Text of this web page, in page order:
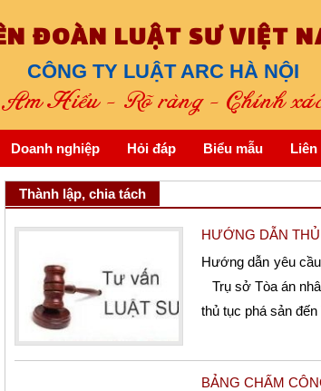
ĐOÀN LUẬT SƯ VIỆT
CÔNG TY LUẬT ARC HÀ NỘI
Am Hiểu - Rõ ràng - Chính
Doanh nghiệp Hỏi đáp Biểu mẫu Liên
Thành lập, chia tách
HƯỚNG DẪN
Hướng dẫn yêu
Trụ sở Tòa án
thủ tục phá sản
BẢNG CHẤM